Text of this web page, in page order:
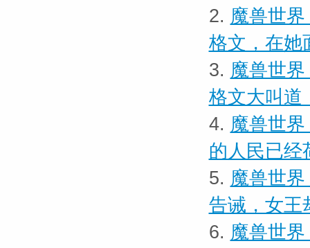
2. 魔兽世
格文，在她
3. 魔兽世
格文大叫道
4. 魔兽世
的人民已经
5. 魔兽世
告诫，女王
6. 魔兽世